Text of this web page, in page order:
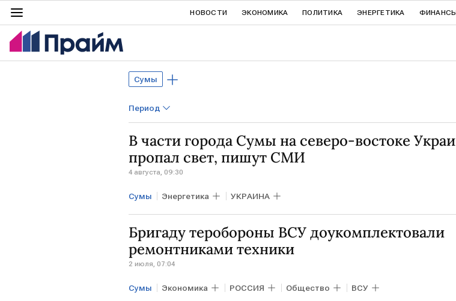
НОВОСТИ ЭКОНОМИКА ПОЛИТИКА ЭНЕРГЕТИКА ФИНАНСЫ
Сумы
Период
В части города Сумы на северо-востоке
пропал свет, пишут СМИ
4 августа, 09:30
Сумы Энергетика УКРАИНА
Бригаду теробороны ВСУ доукомплектовали
ремонтниками техники
2 июля, 07:04
Сумы Экономика РОССИЯ Общество ВСУ